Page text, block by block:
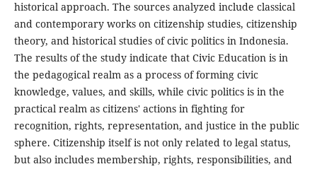
historical approach. The sources analyzed include classical
and contemporary works on citizenship studies, citizenship
theory, and historical studies of civic politics in Indonesia.
The results of the study indicate that Civic Education is in
the pedagogical realm as a process of forming civic
knowledge, values, and skills, while civic politics is in the
practical realm as citizens' actions in fighting for
recognition, rights, representation, and justice in the public
sphere. Citizenship itself is not only related to legal status,
but also includes membership, rights, responsibilities, and